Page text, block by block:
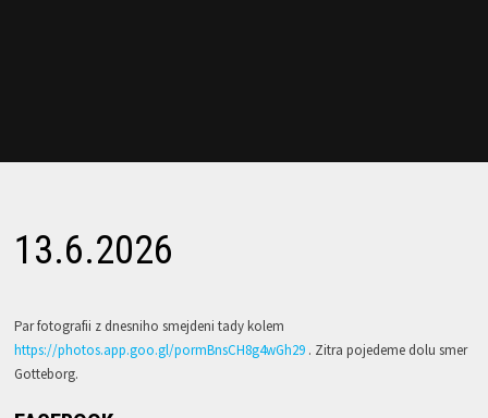
13.6.2026
Par fotografii z dnesniho smejdeni tady kolem
https://photos.app.goo.gl/pormBnsCH8g4wGh29. Zitra pojedeme dolu smer
Gotteborg.